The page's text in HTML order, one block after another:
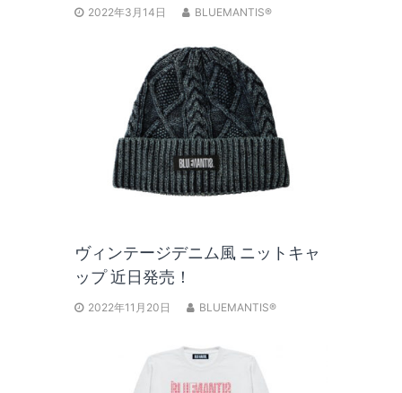
2022年3月14日 BLUEMANTIS®
ヴィンテージデニム風 ニットキャ
ップ 近日発売！
2022年11月20日 BLUEMANTIS®